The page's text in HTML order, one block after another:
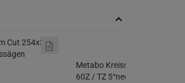
Metabo Kreissägeblatt Multi
60Z / TZ 5°neg Kapp-